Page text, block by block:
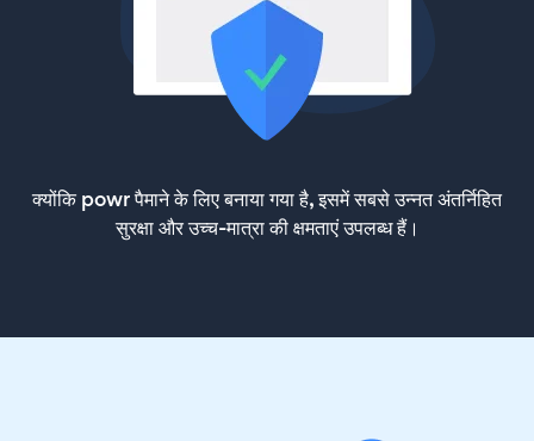
क्योंकि powr पैमाने के लिए बनाया गया है, इसमें सबसे उन्नत अंतर्निहित
सुरक्षा और उच्च-मात्रा की क्षमताएं उपलब्ध हैं।